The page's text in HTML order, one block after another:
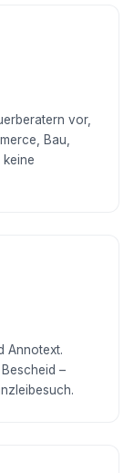
vor,
Bau,
keine
Annotext.
–